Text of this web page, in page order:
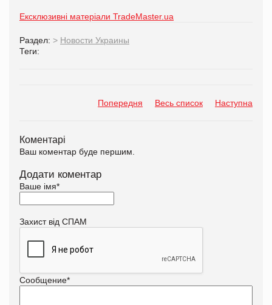
Ексклюзивні матеріали TradeMaster.ua
Раздел: > Новости Украины
Теги:
Попередня Весь список Наступна
Коментарі
Ваш коментар буде першим.
Додати коментар
Ваше імя*
Захист від СПАМ
Сообщение*